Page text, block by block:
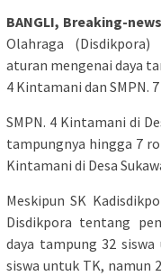
BANGLI, Breaking-
Olahraga
aturan mengenai daya
4 Kintamani dan SMPN.
SMPN. 4 Kintamani di
tampungnya hingga 7
Kintamani di Desa
Meskipun SK
Disdikpora tentang
daya tampung 32 siswa
siswa untuk TK, namun